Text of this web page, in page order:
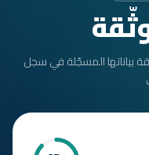
المسجّلة في سجل